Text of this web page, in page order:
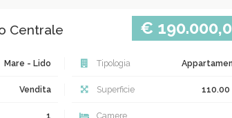
Centrale €
Mare - Lido Tipologia
Vendita Superficie 110.00
1 Camere